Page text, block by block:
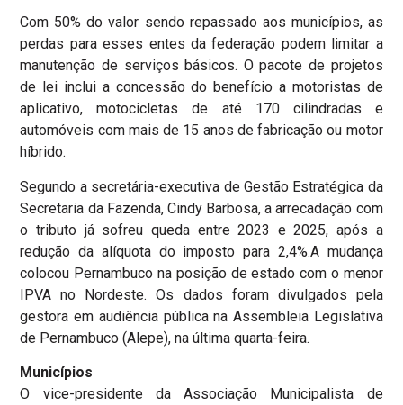
Com 50% do valor sendo repassado aos municípios, as
perdas para esses entes da federação podem limitar a
manutenção de serviços básicos. O pacote de projetos
de lei inclui a concessão do benefício a motoristas de
aplicativo, motocicletas de até 170 cilindradas e
automóveis com mais de 15 anos de fabricação ou motor
híbrido.
Segundo a secretária-executiva de Gestão Estratégica da
Secretaria da Fazenda, Cindy Barbosa, a arrecadação com
o tributo já sofreu queda entre 2023 e 2025, após a
redução da alíquota do imposto para 2,4%.A mudança
colocou Pernambuco na posição de estado com o menor
IPVA no Nordeste. Os dados foram divulgados pela
gestora em audiência pública na Assembleia Legislativa
de Pernambuco (Alepe), na última quarta-feira.
Municípios
O vice-presidente da Associação Municipalista de